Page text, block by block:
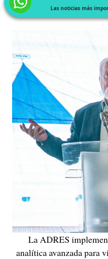
Las noticias más
La ADRES
analítica avanzada para